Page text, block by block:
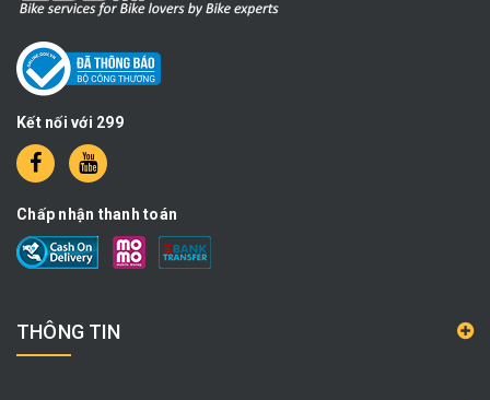
Kết nối với 299
Chấp nhận thanh toán
THÔNG TIN